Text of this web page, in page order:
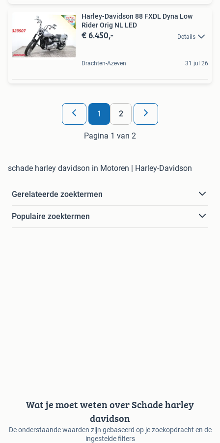
Harley-Davidson 88 FXDL Dyna Low
Rider Orig NL LED
€ 6.450,- Details
Drachten-Azeven 31 jul 26
1 2
Pagina 1 van 2
schade harley davidson in Motoren | Harley-Davidson
Gerelateerde zoektermen
Populaire zoektermen
Wat je moet weten over Schade harley
davidson
De onderstaande waarden zijn gebaseerd op je zoekopdracht en de
ingestelde filters